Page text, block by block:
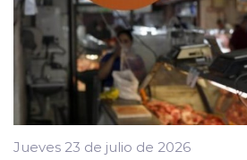
Jueves 23 de julio de 2026